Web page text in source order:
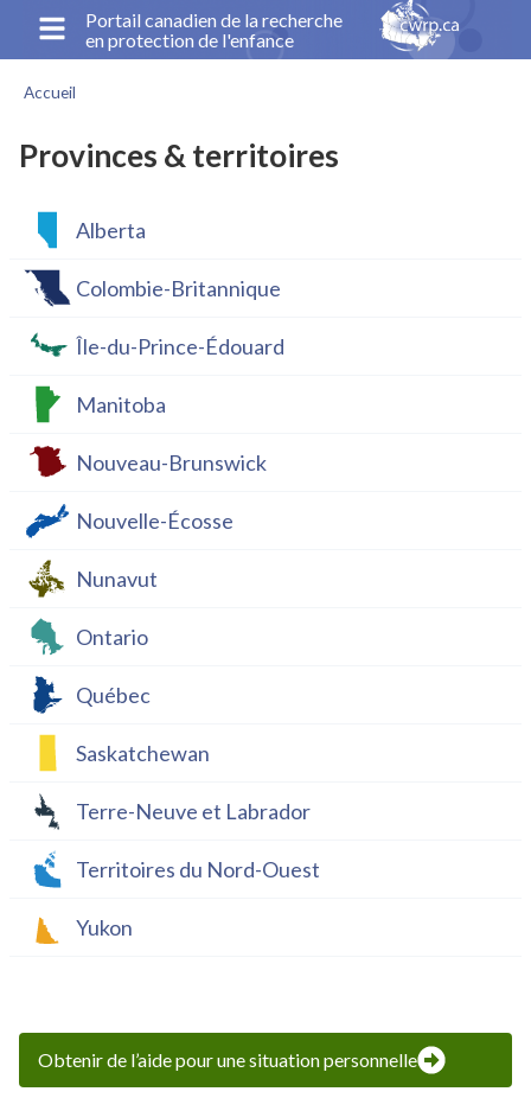
principal
Portail canadien de la recherche
en protection de l'enfance
d'Ariane
Accueil
Provinces & territoires
Alberta
Colombie-Britannique
Île-du-Prince-Édouard
Manitoba
Nouveau-Brunswick
Nouvelle-Écosse
Nunavut
Ontario
Québec
Saskatchewan
Terre-Neuve et Labrador
Territoires du Nord-Ouest
Yukon
Obtenir de l’aide pour une situation personnelle